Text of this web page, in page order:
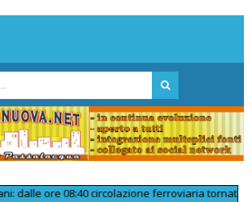
ore 08:40 circolazione ferroviaria tornata